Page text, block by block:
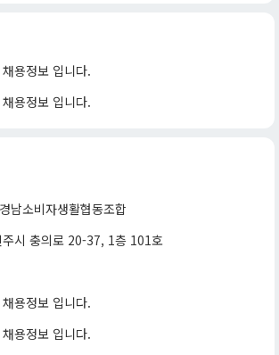
용정보 입니다.
용정보 입니다.
남소비자생활협동조합
주시 충의로 20-37, 1층 101호
용정보 입니다.
용정보 입니다.